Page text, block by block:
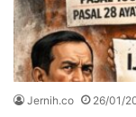
Jernih.co 26/01/